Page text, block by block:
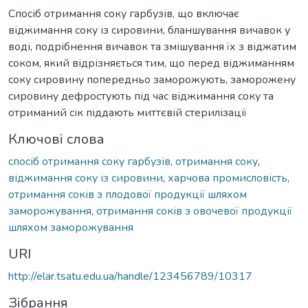
Спосіб отримання соку гарбузів, що включає
віджимання соку із сировини, бланшування вичавок у
воді, подрібнення вичавок та змішування їх з віджатим
соком, який відрізняється тим, що перед віджиманням
соку сировину попередньо заморожують, заморожену
сировину дефростують під час віджимання соку та
отриманий сік піддають миттєвій стерилізації
Ключові слова
спосіб отримання соку гарбузів, отримання соку,
віджимання соку із сировини, харчова промисловість,
отримання соків з плодової продукції шляхом
заморожування, отримання соків з овочевої продукції
шляхом заморожування
URI
http://elar.tsatu.edu.ua/handle/123456789/10317
Зібрання